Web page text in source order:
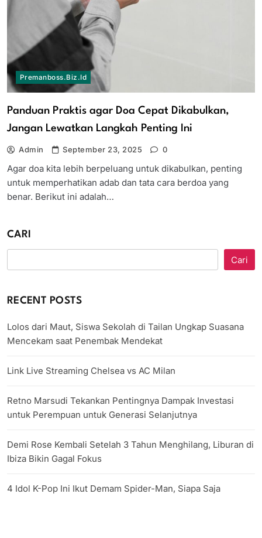
Premanboss.biz.id
Panduan Praktis agar Doa Cepat Dikabulkan,
Jangan Lewatkan Langkah Penting Ini
Admin September 23, 2025 0
Agar doa kita lebih berpeluang untuk dikabulkan, penting
untuk memperhatikan adab dan tata cara berdoa yang
benar. Berikut ini adalah…
CARI
Cari
RECENT POSTS
Lolos dari Maut, Siswa Sekolah di Tailan Ungkap Suasana
Mencekam saat Penembak Mendekat
Link Live Streaming Chelsea vs AC Milan
Retno Marsudi Tekankan Pentingnya Dampak Investasi
untuk Perempuan untuk Generasi Selanjutnya
Demi Rose Kembali Setelah 3 Tahun Menghilang, Liburan di
Ibiza Bikin Gagal Fokus
4 Idol K-Pop Ini Ikut Demam Spider-Man, Siapa Saja